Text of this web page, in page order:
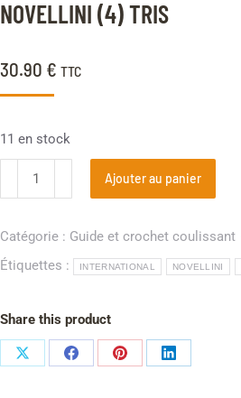
NOVELLINI (4) TRIS
30.90 € TTC
11 en stock
Ajouter au panier
Catégorie : Guide et crochet coulissant
Étiquettes :
INTERNATIONAL NOVELLINI
Share this product